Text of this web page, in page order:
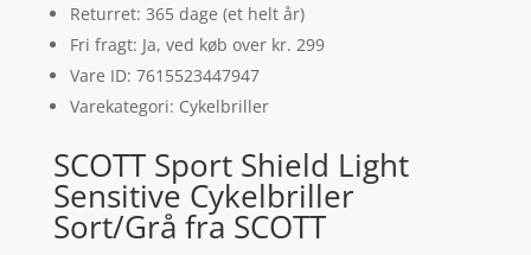
Returret: 365 dage (et helt år)
Fri fragt: Ja, ved køb over kr. 299
Vare ID: 7615523447947
Varekategori: Cykelbriller
SCOTT Sport Shield Light
Sensitive Cykelbriller
Sort/Grå fra SCOTT